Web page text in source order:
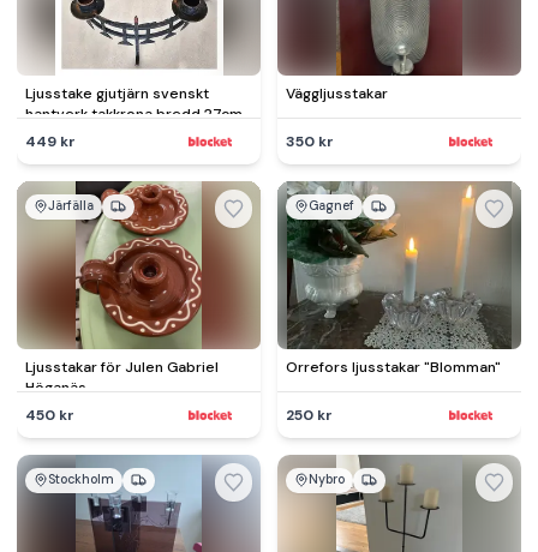
Ljusstake gjutjärn svenskt
hantverk takkrona bredd 27cm
449 kr
Väggljusstakar
350 kr
Järfälla
Ljusstakar för Julen Gabriel
Höganäs
450 kr
Gagnef
Orrefors ljusstakar "Blomman"
250 kr
Stockholm Nybro